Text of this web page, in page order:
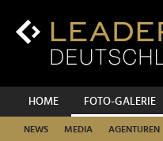
Inhalt
Hauptnavigation
HOME FOTO-GALERIE
NEWS MEDIA AGENTUREN